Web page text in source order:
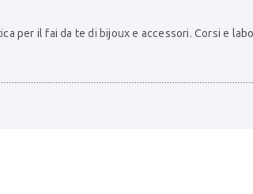
per il fai da te di bijoux e accessori. Corsi e